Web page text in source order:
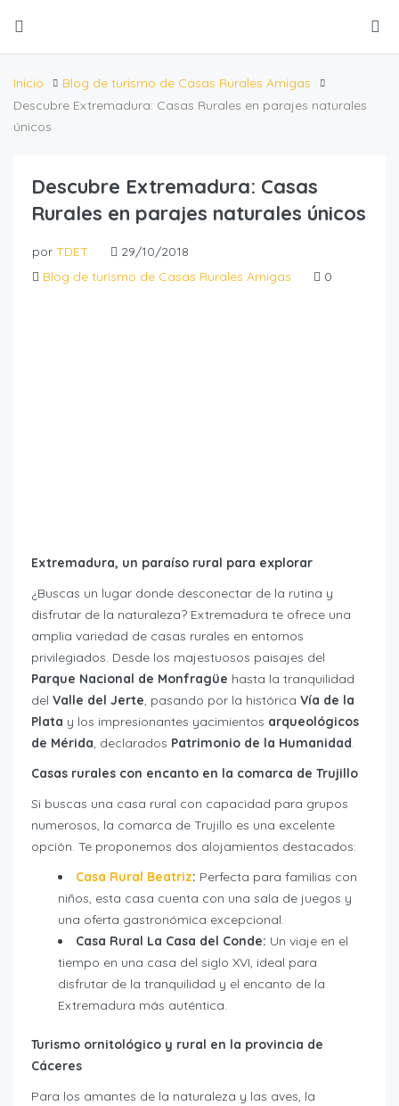
Inicio
Blog de turismo de Casas Rurales Amigas
Descubre Extremadura: Casas Rurales en parajes naturales
únicos
Descubre Extremadura: Casas
Rurales en parajes naturales únicos
por TDET
29/10/2018
Blog de turismo de Casas Rurales Amigas
0
Extremadura, un paraíso rural para explorar
¿Buscas un lugar donde desconectar de la rutina y
disfrutar de la naturaleza? Extremadura te ofrece una
amplia variedad de casas rurales en entornos
privilegiados. Desde los majestuosos paisajes del
Parque Nacional de Monfragüe hasta la tranquilidad
del Valle del Jerte, pasando por la histórica Vía de la
Plata y los impresionantes yacimientos arqueológicos
de Mérida, declarados Patrimonio de la Humanidad.
Casas rurales con encanto en la comarca de Trujillo
Si buscas una casa rural con capacidad para grupos
numerosos, la comarca de Trujillo es una excelente
opción. Te proponemos dos alojamientos destacados:
Casa Rural Beatriz: Perfecta para familias con
niños, esta casa cuenta con una sala de juegos y
una oferta gastronómica excepcional.
Casa Rural La Casa del Conde: Un viaje en el
tiempo en una casa del siglo XVI, ideal para
disfrutar de la tranquilidad y el encanto de la
Extremadura más auténtica.
Turismo ornitológico y rural en la provincia de
Cáceres
Para los amantes de la naturaleza y las aves, la